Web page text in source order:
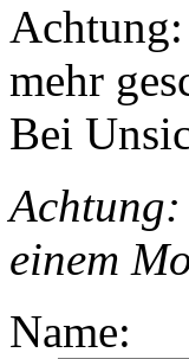
Achtung:
mehr
Bei
einem
Name: